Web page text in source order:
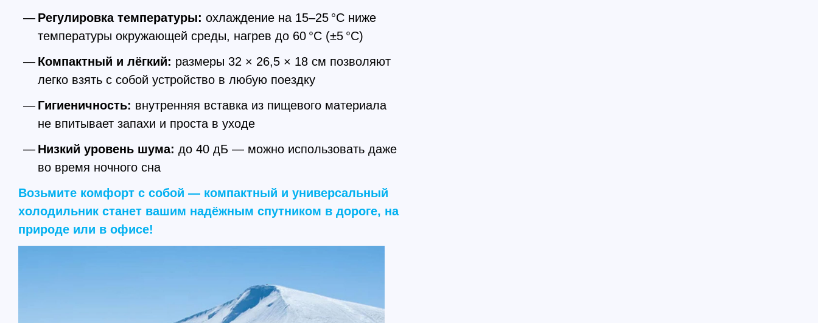
Регулировка температуры: охлаждение на 15–25 °C ниже
температуры окружающей среды, нагрев до 60 °C (±5 °C)
Компактный и лёгкий: размеры 32 × 26,5 × 18 см позволяют
легко взять с собой устройство в любую поездку
Гигиеничность: внутренняя вставка из пищевого материала
не впитывает запахи и проста в уходе
Низкий уровень шума: до 40 дБ — можно использовать даже
во время ночного сна
Возьмите комфорт с собой — компактный и универсальный
холодильник станет вашим надёжным спутником в дороге, на
природе или в офисе!